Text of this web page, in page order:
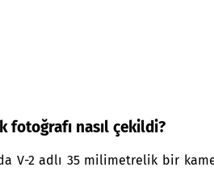
fotoğrafı nasıl çekildi?
V-2 adlı 35 milimetrelik bir